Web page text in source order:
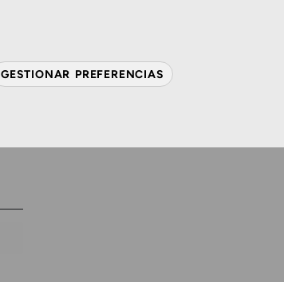
Audiología Gafas y mucho más
GESTIONAR PREFERENCIAS